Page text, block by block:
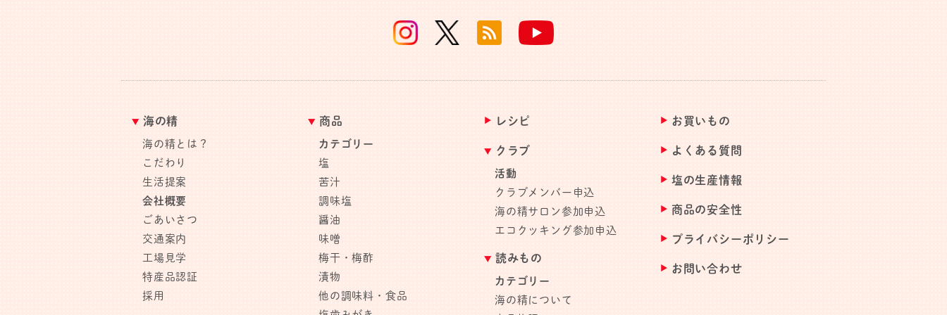
海の精
海の精とは？
こだわり
生活提案
会社概要
ごあいさつ
交通案内
工場見学
特産品認証
採用
商品
カテゴリー
塩
苦汁
調味塩
醤油
味噌
梅干・梅酢
漬物
他の調味料・食品
レシピ
クラブ
活動
クラブメンバー申込
海の精サロン参加申込
エコクッキング参加申込
読みもの
カテゴリー
海の精について
お買いもの
よくある質問
塩の生産情報
商品の安全性
プライバシーポリシー
お問い合わせ